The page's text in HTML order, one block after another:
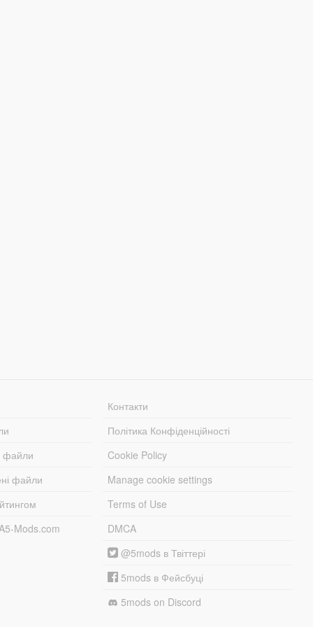
файли
файли
Mods.com
Контакти
Політика Конфіденційності
Cookie Policy
Manage cookie settings
Terms of Use
DMCA
@5mods в Твіттері
5mods в Фейсбуці
5mods on Discord